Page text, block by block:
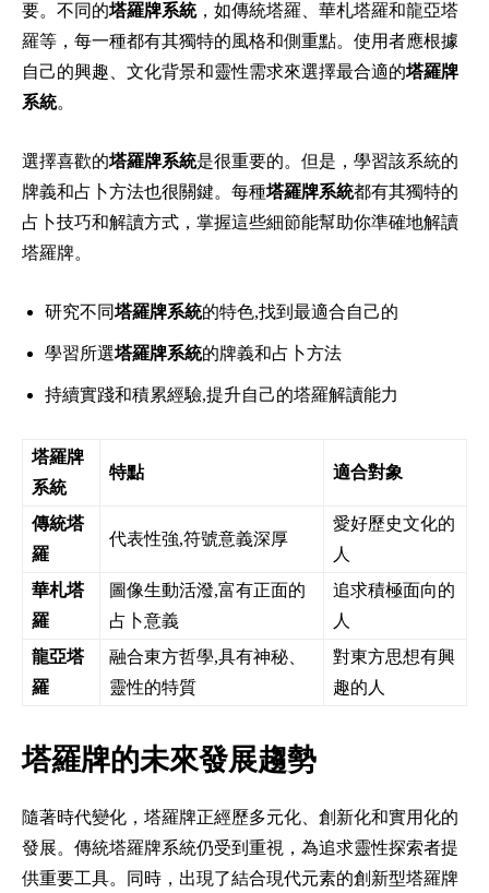
要。不同的塔羅牌系統，如傳統塔羅、華札塔羅和龍亞塔
羅等，每一種都有其獨特的風格和側重點。使用者應根據
自己的興趣、文化背景和靈性需求來選擇最合適的塔羅牌
系統。
選擇喜歡的塔羅牌系統是很重要的。但是，學習該系統的
牌義和占卜方法也很關鍵。每種塔羅牌系統都有其獨特的
占卜技巧和解讀方式，掌握這些細節能幫助你準確地解讀
塔羅牌。
研究不同塔羅牌系統的特色,找到最適合自己的
學習所選塔羅牌系統的牌義和占卜方法
持續實踐和積累經驗,提升自己的塔羅解讀能力
塔羅牌
系統
特點 適合對象
傳統塔
羅
代表性強,符號意義深厚
愛好歷史文化的
人
華札塔
羅
圖像生動活潑,富有正面的
占卜意義
追求積極面向的
人
龍亞塔
羅
融合東方哲學,具有神秘、
靈性的特質
對東方思想有興
趣的人
塔羅牌的未來發展趨勢
隨著時代變化，塔羅牌正經歷多元化、創新化和實用化的
發展。傳統塔羅牌系統仍受到重視，為追求靈性探索者提
供重要工具。同時，出現了結合現代元素的創新型塔羅牌